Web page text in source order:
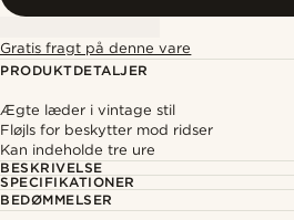
Gratis fragt på denne vare
PRODUKTDETALJER
Ægte læder i vintage stil
Fløjls for beskytter mod ridser
Kan indeholde tre ure
BESKRIVELSE
SPECIFIKATIONER
BEDØMMELSER